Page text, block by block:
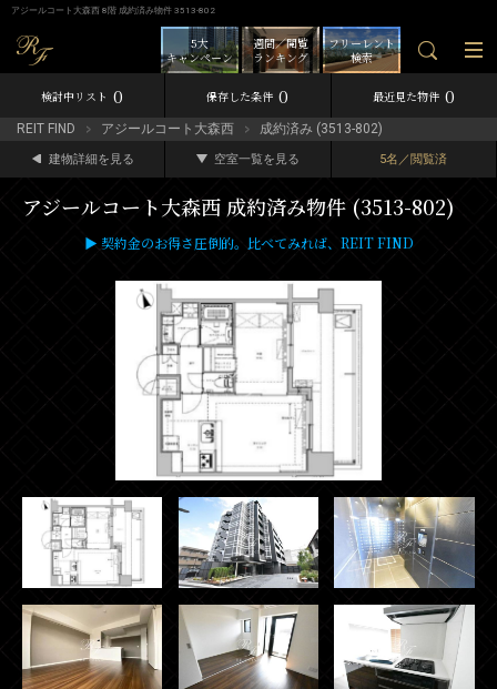
アジールコート大森西 8階 成約済み物件 3513-802
フリーレント
検索
週間／閲覧
ランキング
5大
キャンペーン
検討中リスト 0 保存した条件 0 最近見た物件 0
REIT FIND アジールコート大森西 成約済み (3513-802)
建物詳細を見る 空室一覧を見る 5名／閲覧済
アジールコート大森西 成約済み物件 (3513-802)
▶ 契約金のお得さ圧倒的。比べてみれば、REIT FIND